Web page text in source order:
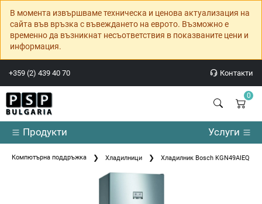
В момента извършваме техническа и ценова актуализация на
сайта във връзка с въвеждането на еврото. Възможно е
временно да възникнат несъответствия в показваните цени и
информация.
+359 (2) 439 40 70 Контакти
0
Продукти Услуги
Компютърна поддръжка Хладилници Хладилник Bosch KGN49AIEQ